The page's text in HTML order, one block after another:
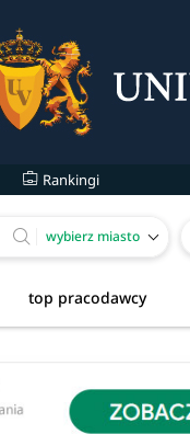
Rankingi
wybierz miasto
top pracodawcy